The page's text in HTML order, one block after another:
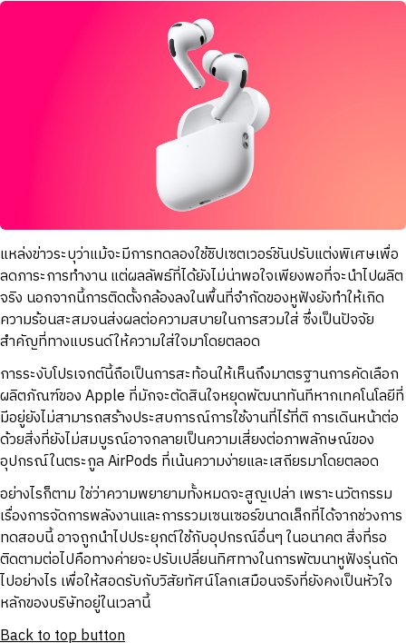
แหล่งข่าวระบุว่าแม้จะมีการทดลองใช้ชิปเซตเวอร์ชันปรับแต่งพิเศษเพื่อ
ลดภาระการทำงาน แต่ผลลัพธ์ที่ได้ยังไม่น่าพอใจเพียงพอที่จะนำไปผลิต
จริง นอกจากนี้การติดตั้งกล้องลงในพื้นที่จำกัดของหูฟังยังทำให้เกิด
ความร้อนสะสมจนส่งผลต่อความสบายในการสวมใส่ ซึ่งเป็นปัจจัย
สำคัญที่ทางแบรนด์ให้ความใส่ใจมาโดยตลอด
การระงับโปรเจกต์นี้ถือเป็นการสะท้อนให้เห็นถึงมาตรฐานการคัดเลือก
ผลิตภัณฑ์ของ Apple ที่มักจะตัดสินใจหยุดพัฒนาทันทีหากเทคโนโลยีที่
มีอยู่ยังไม่สามารถสร้างประสบการณ์การใช้งานที่ไร้ที่ติ การเดินหน้าต่อ
ด้วยสิ่งที่ยังไม่สมบูรณ์อาจกลายเป็นความเสี่ยงต่อภาพลักษณ์ของ
อุปกรณ์ในตระกูล AirPods ที่เน้นความง่ายและเสถียรมาโดยตลอด
อย่างไรก็ตาม ใช่ว่าความพยายามทั้งหมดจะสูญเปล่า เพราะนวัตกรรม
เรื่องการจัดการพลังงานและการรวมเซนเซอร์ขนาดเล็กที่ได้จากช่วงการ
ทดสอบนี้ อาจถูกนำไปประยุกต์ใช้กับอุปกรณ์อื่นๆ ในอนาคต สิ่งที่รอ
ติดตามต่อไปคือทางค่ายจะปรับเปลี่ยนทิศทางในการพัฒนาหูฟังรุ่นถัด
ไปอย่างไร เพื่อให้สอดรับกับวิสัยทัศน์โลกเสมือนจริงที่ยังคงเป็นหัวใจ
หลักของบริษัทอยู่ในเวลานี้
Back to top button